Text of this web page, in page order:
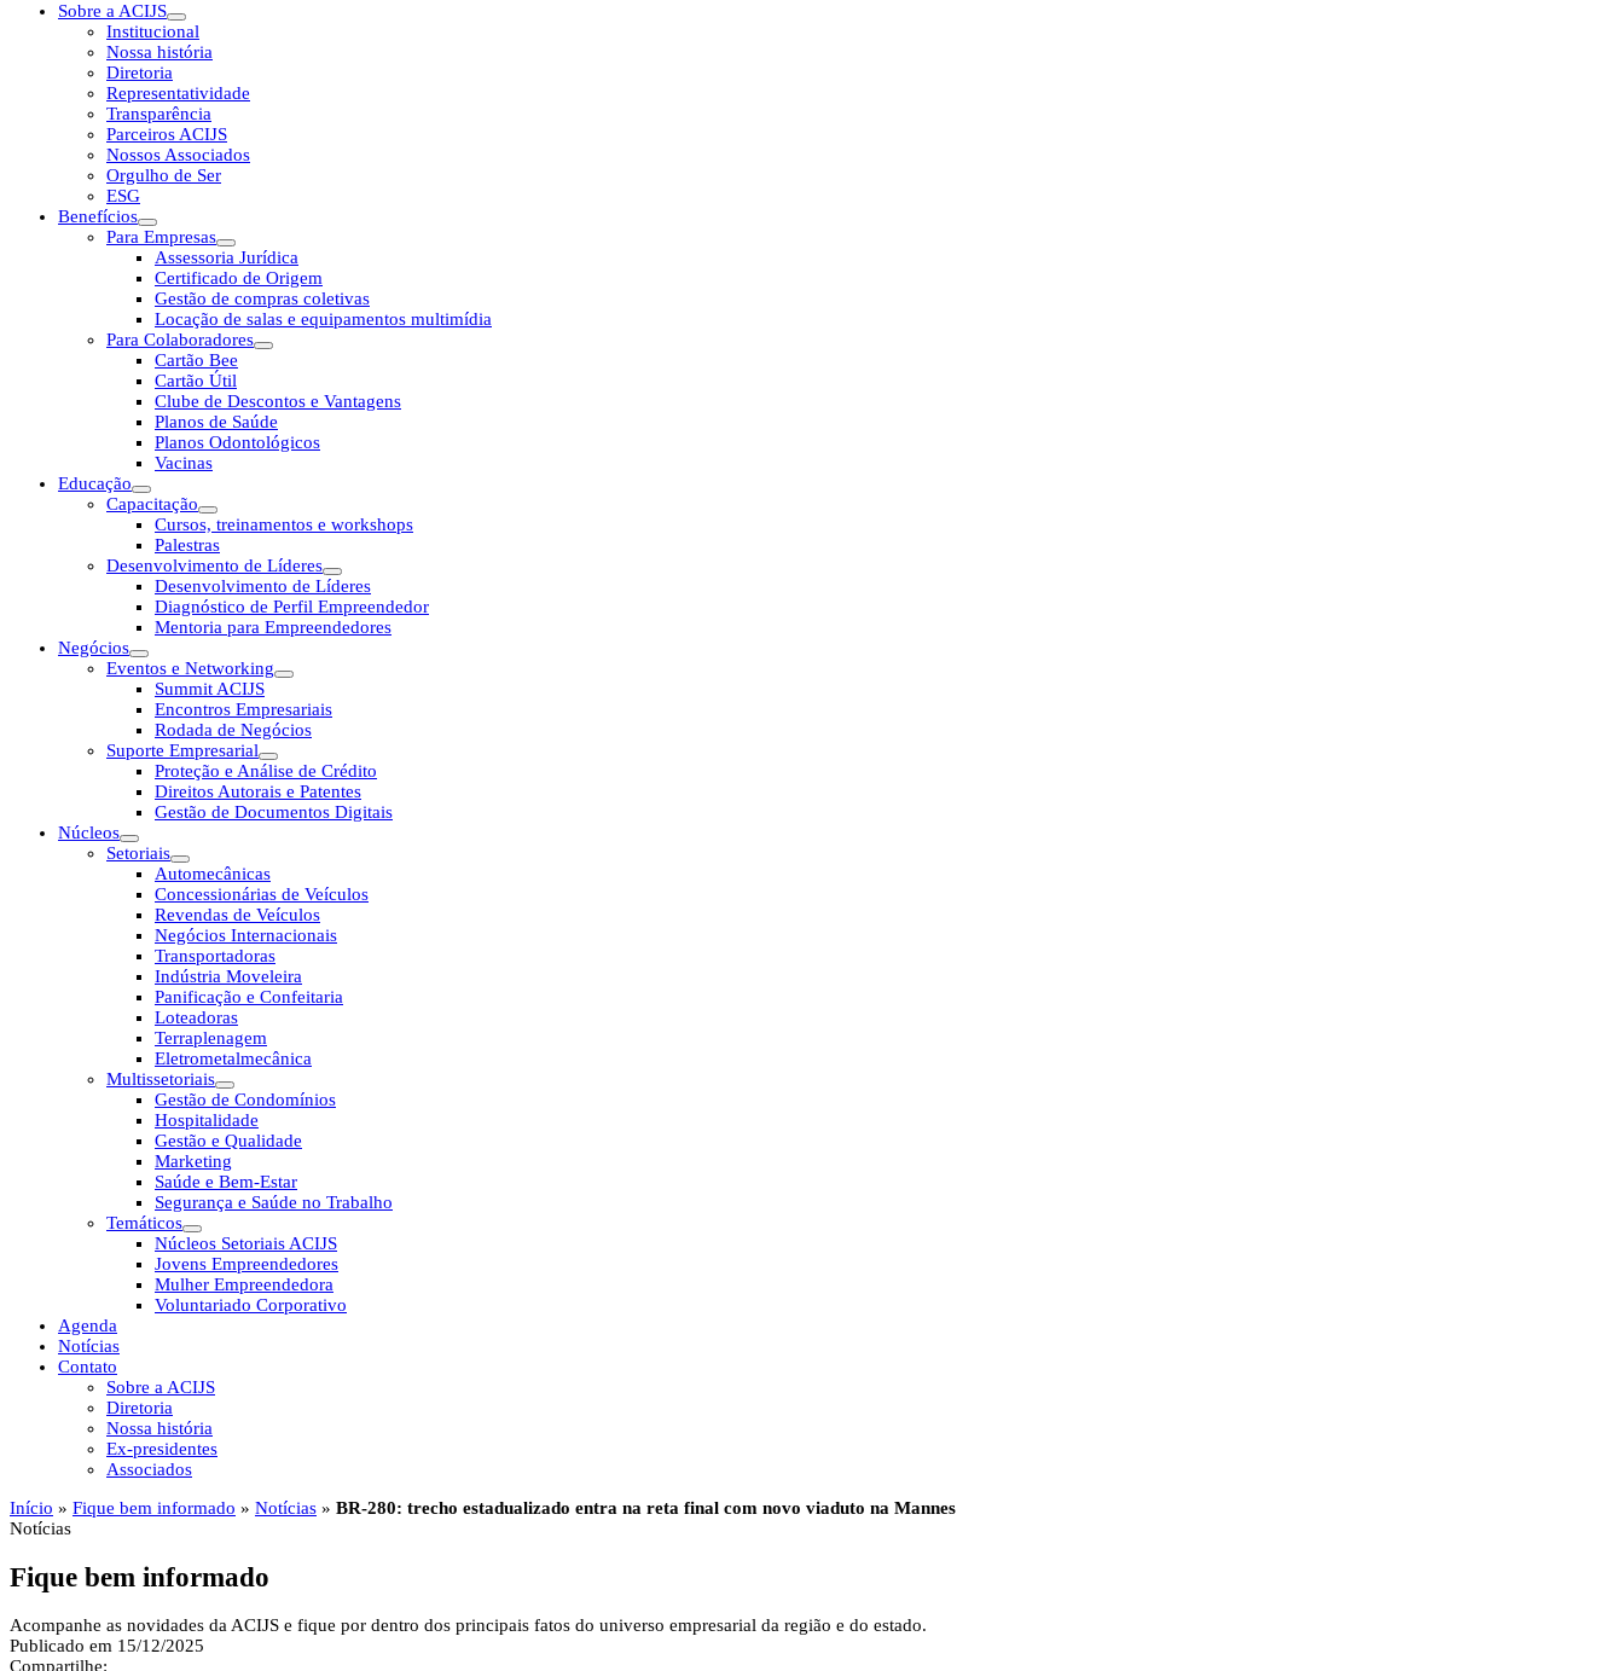
Sobre a ACIJS
Institucional
Nossa história
Diretoria
Representatividade
Transparência
Parceiros ACIJS
Nossos Associados
Orgulho de Ser
ESG
Benefícios
Para Empresas
Assessoria Jurídica
Certificado de Origem
Gestão de compras coletivas
Locação de salas e equipamentos multimídia
Para Colaboradores
Cartão Bee
Cartão Útil
Clube de Descontos e Vantagens
Planos de Saúde
Planos Odontológicos
Vacinas
Educação
Capacitação
Cursos, treinamentos e workshops
Palestras
Desenvolvimento de Líderes
Desenvolvimento de Líderes
Diagnóstico de Perfil Empreendedor
Mentoria para Empreendedores
Negócios
Eventos e Networking
Summit ACIJS
Encontros Empresariais
Rodada de Negócios
Suporte Empresarial
Proteção e Análise de Crédito
Direitos Autorais e Patentes
Gestão de Documentos Digitais
Núcleos
Setoriais
Automecânicas
Concessionárias de Veículos
Revendas de Veículos
Negócios Internacionais
Transportadoras
Indústria Moveleira
Panificação e Confeitaria
Loteadoras
Terraplenagem
Eletrometalmecânica
Multissetoriais
Gestão de Condomínios
Hospitalidade
Gestão e Qualidade
Marketing
Saúde e Bem-Estar
Segurança e Saúde no Trabalho
Temáticos
Núcleos Setoriais ACIJS
Jovens Empreendedores
Mulher Empreendedora
Voluntariado Corporativo
Agenda
Notícias
Contato
Sobre a ACIJS
Diretoria
Nossa história
Ex-presidentes
Associados
Início » Fique bem informado » Notícias » BR-280: trecho estadualizado entra na reta final com novo viaduto na Mannes
Notícias
Fique bem informado
Acompanhe as novidades da ACIJS e fique por dentro dos principais fatos do universo empresarial da região e do estado.
Publicado em 15/12/2025
Compartilhe: